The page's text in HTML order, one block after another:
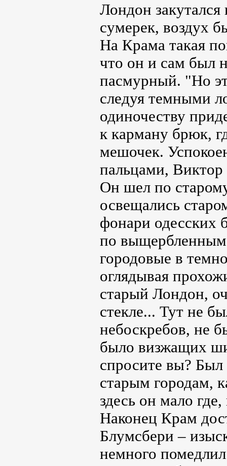
Лондон закутался
сумерек, воздух
На Крама такая
что он и сам был
пасмурный. "Но
следуя темными
одиночеству
к карману брюк,
мешочек.
пальцами,
Он шел по
освещались
фонари одесских
по
городовые в
оглядывая
старый Лондон,
стекле... Тут не
небоскребов, не
было визжащих
спросите вы?
старым городам,
здесь он мало
Наконец Крам
Блумсбери –
немного